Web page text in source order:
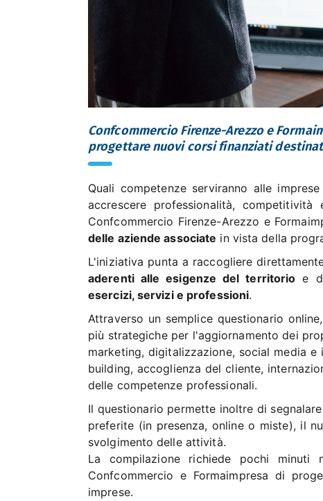
Confcommercio Firenze-Arezzo e
progettare nuovi corsi finanziati
Quali competenze serviranno alle
accrescere professionalità,
Confcommercio Firenze-Arezzo e
delle aziende associate in vista della
L'iniziativa punta a raccogliere
aderenti alle esigenze del territorio e
esercizi, servizi e professioni.
Attraverso un semplice questionario
più strategiche per l'aggiornamento dei
marketing, digitalizzazione, social media
building, accoglienza del cliente,
delle competenze professionali.
Il questionario permette inoltre di
preferite (in presenza, online o miste), il
svolgimento delle attività.
La compilazione richiede pochi minuti
Confcommercio e Formaimpresa di
imprese.